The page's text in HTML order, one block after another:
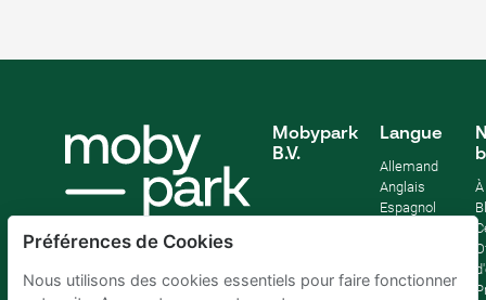
Mobypark
B.V.
Langue
Allemand
Anglais
Espagnol
Préférences de Cookies
Nous utilisons des cookies essentiels pour faire fonctionner